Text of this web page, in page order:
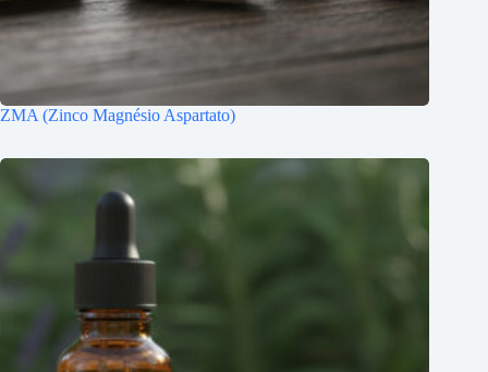
ZMA (Zinco Magnésio Aspartato)